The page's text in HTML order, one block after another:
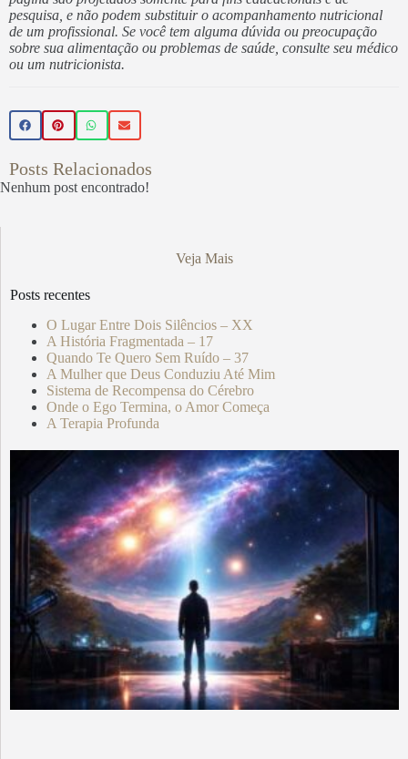
pesquisa, e não podem substituir o acompanhamento nutricional
de um profissional. Se você tem alguma dúvida ou preocupação
sobre sua alimentação ou problemas de saúde, consulte seu médico
ou um nutricionista.
Posts Relacionados
Nenhum post encontrado!
Veja Mais
Posts recentes
O Lugar Entre Dois Silêncios – XX
A História Fragmentada – 17
Quando Te Quero Sem Ruído – 37
A Mulher que Deus Conduziu Até Mim
Sistema de Recompensa do Cérebro
Onde o Ego Termina, o Amor Começa
A Terapia Profunda